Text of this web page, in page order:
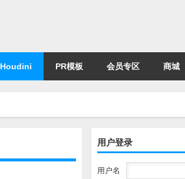
Houdini PR模板 会员专区 商城
用户登录
用户名